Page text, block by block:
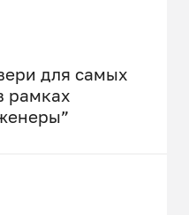
для самых
рамках